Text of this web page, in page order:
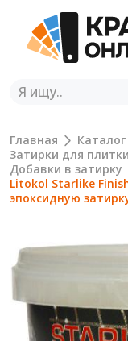
Главная Каталог
Затирки для
Добавки в затирку
Litokol Starlike
эпоксидную